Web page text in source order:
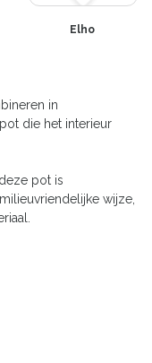
Elho
in
die het interieur
pot is
wijze,